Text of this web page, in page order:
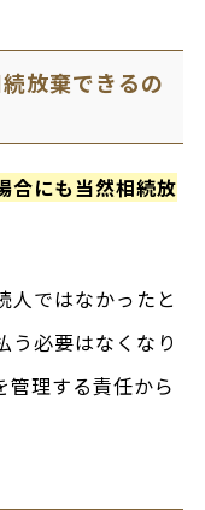
放棄できるの
合にも当然相続放
人ではなかったと
う必要はなくなり
管理する責任から